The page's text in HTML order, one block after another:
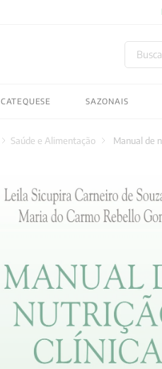
Buscar
CATEQUESE SAZONAIS
Saúde e Alimentação Manual de
2027
5º byung chul han
8º anselm grun
9º aristoteles
10º psicologia